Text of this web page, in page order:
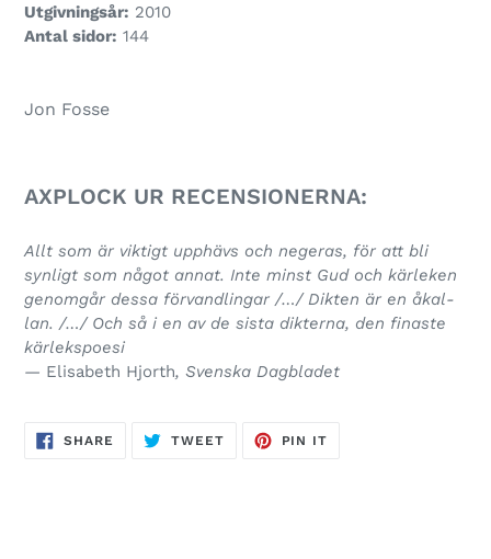
Utgivningsår: 2010
Antal sidor: 144
Jon Fosse
AXPLOCK UR RECENSIONERNA:
Allt som är vik­tigt upp­hävs och nege­ras, för att bli
syn­ligt som något annat. Inte minst Gud och kär­le­ken
genom­går dessa för­vand­lingar /…/ Dikten är en åkal­
lan. /…/ Och så i en av de sista dik­terna, den finaste
kär­lekspo­esi
— Elisabeth Hjorth, Svenska Dagbladet
SHARE SHARE
TWEETTWEET
PIN IT